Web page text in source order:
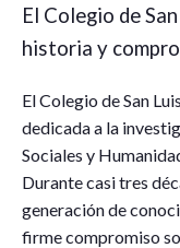
El Colegio de
historia y
El Colegio de San
dedicada a la
Sociales y
Durante casi tres
generación de
firme compromiso